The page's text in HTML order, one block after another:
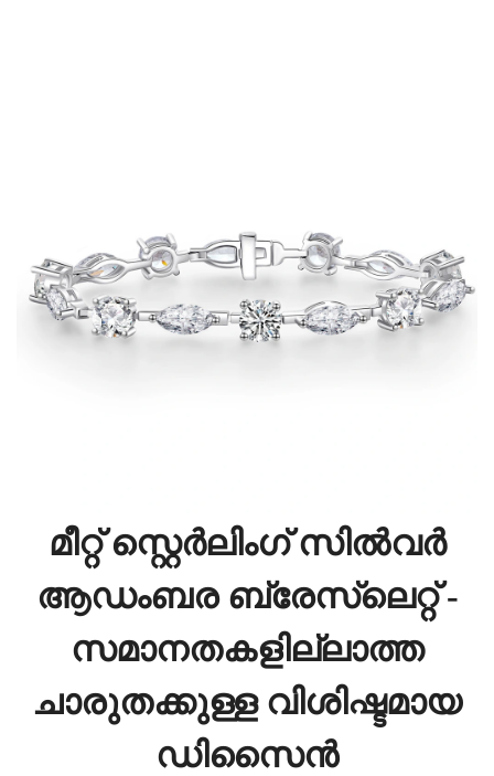
മീറ്റ് സ്റ്റെർലിംഗ് സിൽവർ
ആഡംബര ബ്രേസ്ലെറ്റ് -
സമാനതകളില്ലാത്ത
ചാരുതക്കുള്ള വിശിഷ്ടമായ
ഡിസൈൻ